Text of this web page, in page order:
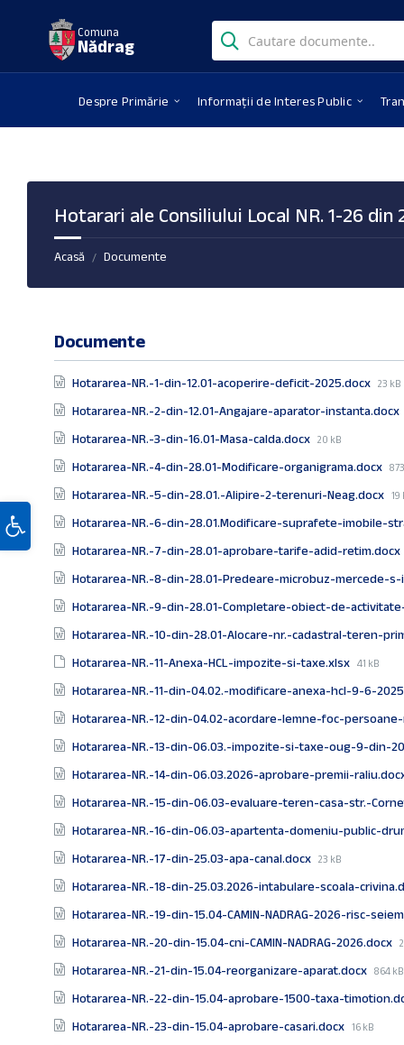
Deschide bara de unelte
sidebar
Comuna
Nădrag
Search:
Despre Primărie Informații de Interes Public
Hotarari ale Consiliului Local NR. 1-26 din
Acasă / Documente
Documente
Hotararea-NR.-1-din-12.01-acoperire-deficit-2025.docx File
23 kB
Hotararea-NR.-2-din-12.01-Angajare-aparator-instanta.docx
Hotararea-NR.-3-din-16.01-Masa-calda.docx File
20 kB
Hotararea-NR.-4-din-28.01-Modificare-organigrama.docx File
Hotararea-NR.-5-din-28.01.-Alipire-2-terenuri-Neag.docx 19
Hotararea-NR.-6-din-28.01.Modificare-suprafete-imobile-
Hotararea-NR.-7-din-28.01-aprobare-tarife-adid-retim.docx
Hotararea-NR.-8-din-28.01-Predeare-microbuz-mercede-
Hotararea-NR.-9-din-28.01-Completare-obiect-de-
Hotararea-NR.-10-din-28.01-Alocare-nr.-cadastral-teren-
Hotararea-NR.-11-Anexa-HCL-impozite-si-taxe.xlsx File
41 kB
Hotararea-NR.-11-din-04.02.-modificare-anexa-hcl-9-6-
Hotararea-NR.-12-din-04.02-acordare-lemne-foc-
Hotararea-NR.-13-din-06.03.-impozite-si-taxe-oug-9-din-
Hotararea-NR.-14-din-06.03.2026-aprobare-premii-
Hotararea-NR.-15-din-06.03-evaluare-teren-casa-str.-
Hotararea-NR.-16-din-06.03-apartenta-domeniu-public-
Hotararea-NR.-17-din-25.03-apa-canal.docx File
23 kB
Hotararea-NR.-18-din-25.03.2026-intabulare-scoala-
Hotararea-NR.-19-din-15.04-CAMIN-NADRAG-2026-risc-
Hotararea-NR.-20-din-15.04-cni-CAMIN-NADRAG-2026.docx
Hotararea-NR.-21-din-15.04-reorganizare-aparat.docx File
864 kB
Hotararea-NR.-22-din-15.04-aprobare-1500-taxa-
Hotararea-NR.-23-din-15.04-aprobare-casari.docx File
16 kB